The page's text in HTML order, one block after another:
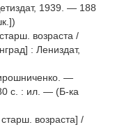
1939. — 188
возраста /
: Лениздат,
—
с. : ил. — (Б-ка
возраста] /